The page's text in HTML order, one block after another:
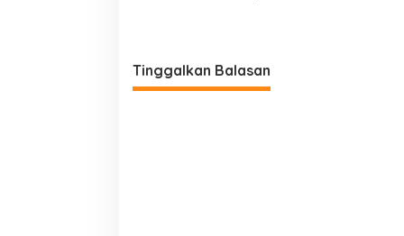
Tinggalkan Balasan